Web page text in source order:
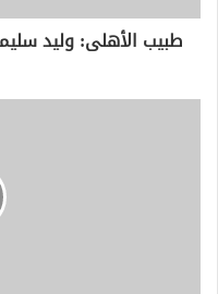
ر
طبيب الأهلى: وليد